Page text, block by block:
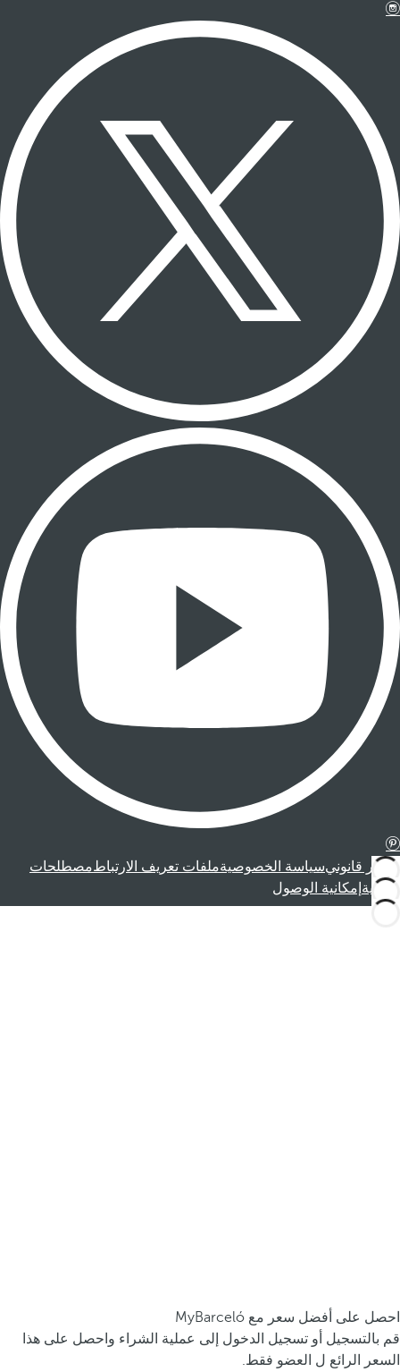
إشعار قانونيسياسة الخصوصيةملفات تعريف الارتباطمصطلحات
قانونية إمكانية الوصول
احصل على أفضل سعر مع MyBarceló
قم بالتسجيل أو تسجيل الدخول إلى عملية الشراء واحصل على هذا
السعر الرائع ل العضو فقط.